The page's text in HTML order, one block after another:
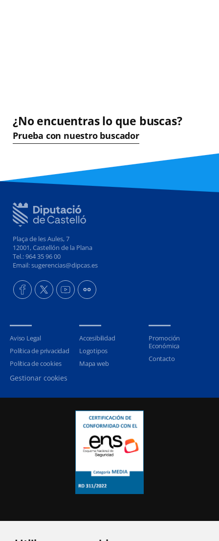
¿No encuentras lo que buscas?
Prueba con nuestro buscador
Plaça de les Aules, 7
12001, Castellón de la Plana
Tel.: 964 35 96 00
Email: sugerencias@dipcas.es
Aviso Legal
Política de privacidad
Política de cookies
Gestionar cookies
Accesibilidad
Logotipos
Mapa web
Promoción
Económica
Contacto